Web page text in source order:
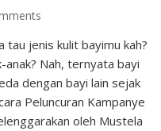
Jenis
Kulit
Bayimu?
Cari
Tau
tau jenis kulit bayimu kah?
anak? Nah, ternyata bayi
dengan bayi lain sejak
Peluncuran Kampanye
oleh Mustela